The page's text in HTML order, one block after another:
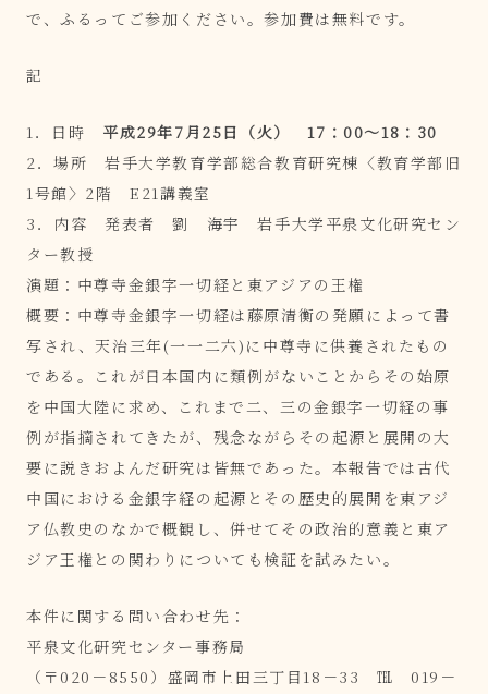
で、ふるってご参加ください。参加費は無料です。
記
1．日時 平成29年7 月25日（火） 17 ： 00～18 ： 30
2．場所 岩手大学教育学部総合教育研究棟〈教育学部旧
1号館〉2階 E21講義室
3．内容 発表者 劉 海宇 岩手大学平泉文化研究セン
ター教授
演題：中尊寺金銀字一切経と東アジアの王権
概要：中尊寺金銀字一切経は藤原清衡の発願によって書
写され、天治三年(一一二六) に中尊寺に供養されたもの
である。これが日本国内に類例がないことからその始原
を中国大陸に求め、これまで二、三の金銀字一切経の事
例が指摘されてきたが、残念ながらその起源と展開の大
要に説きおよんだ研究は皆無であった。本報告では古代
中国における金銀字経の起源とその歴史的展開を東アジ
ア仏教史のなかで概観し、併せてその政治的意義と東ア
ジア王権との関わりについても検証を試みたい。
本件に関する問い合わせ先：
平泉文化研究センター事務局
（〒020－8550）盛岡市上田三丁目18－33 ℡ 019－